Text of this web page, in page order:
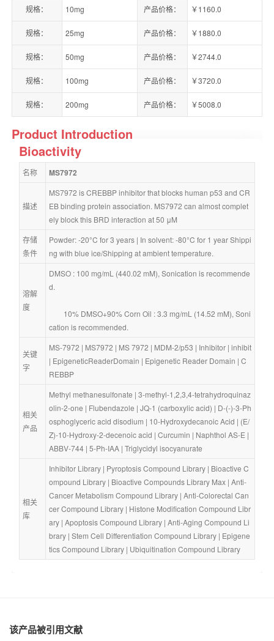
规格： 10mg 产品价格： ￥1160.0
规格： 25mg 产品价格： ￥1880.0
规格： 50mg 产品价格： ￥2744.0
规格： 100mg 产品价格： ￥3720.0
规格： 200mg 产品价格： ￥5008.0
Product Introduction
Bioactivity
名称 MS7972
描述
MS7972 is CREBBP inhibitor that blocks human p53 and CR
EB binding protein association. MS7972 can almost complet
ely block this BRD interaction at 50 μM
存储
条件
Powder: -20°C for 3 years | In solvent: -80°C for 1 year Shippi
ng with blue ice/Shipping at ambient temperature.
溶解
度
DMSO : 100 mg/mL (440.02 mM), Sonication is recommende
d.
cation is recommended.
关键
字
MS-7972 | MS7972 | MS 7972 | MDM-2/p53 | Inhibitor | inhibit
| EpigeneticReaderDomain | Epigenetic Reader Domain | C
REBBP
相关
产品
Methyl methanesulfonate | 3-methyl-1,2,3,4-tetrahydroquinaz
olin-2-one | Flubendazole | JQ-1 (carboxylic acid) | D-(-)-3-Ph
osphoglyceric acid disodium | 10-Hydroxydecanoic Acid | (E/
Z)-10-Hydroxy-2-decenoic acid | Curcumin | Naphthol AS-E
ABBV-744 | 5-Ph-IAA | Triglycidyl isocyanurate
相关
库
Inhibitor Library | Pyroptosis Compound Library | Bioactive C
ompound Library | Bioactive Compounds Library Max | Anti-
Cancer Metabolism Compound Library | Anti-Colorectal Can
cer Compound Library | Histone Modification Compound Libr
ary | Apoptosis Compound Library | Anti-Aging Compound Li
brary | Stem Cell Differentiation Compound Library | Epigene
tics Compound Library | Ubiquitination Compound Library
该产品被引用文献